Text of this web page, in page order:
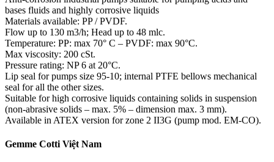
bases fluids and highly corrosive liquids
Materials available: PP / PVDF.
Flow up to 130 m3/h; Head up to 48 mlc.
Temperature: PP: max 70° C – PVDF: max 90°C.
Max viscosity: 200 cSt.
Pressure rating: NP 6 at 20°C.
Lip seal for pumps size 95-10; internal PTFE bellows mechanical
seal for all the other sizes.
Suitable for high corrosive liquids containing solids in suspension
(non-abrasive solids – max. 5% – dimension max. 3 mm).
Available in ATEX version for zone 2 II3G (pump mod. EM-CO).
Gemme Cotti Việt Nam